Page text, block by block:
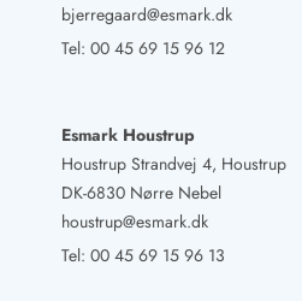
bjerregaard@esmark.dk
Tel: 00 45 69 15 96 12
Esmark Houstrup
Houstrup Strandvej 4, Houstrup
DK-6830 Nørre Nebel
houstrup@esmark.dk
Tel: 00 45 69 15 96 13